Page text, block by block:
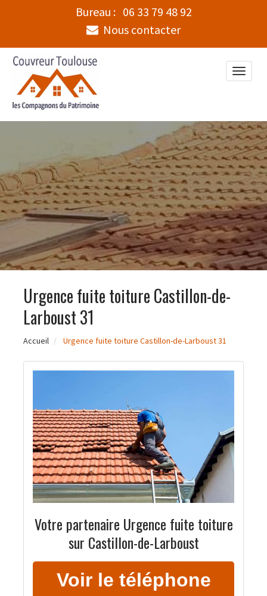
Bureau : 06 33 79 48 92
Nous contacter
Toggle
Urgence fuite toiture Castillon-de-
Larboust 31
Accueil Urgence fuite toiture Castillon-de-Larboust 31
Votre partenaire Urgence fuite toiture
sur Castillon-de-Larboust